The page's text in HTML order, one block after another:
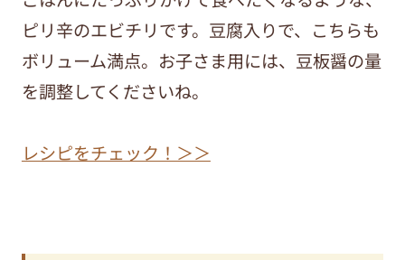
ピリ辛のエビチリです。豆腐入りで、こちらも
ボリューム満点。お子さま用には、豆板醤の量
を調整してくださいね。
レシピをチェック！＞＞